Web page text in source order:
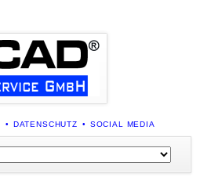
DATENSCHUTZ SOCIAL MEDIA